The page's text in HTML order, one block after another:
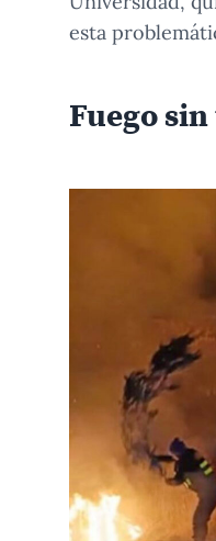
esta
Fuego